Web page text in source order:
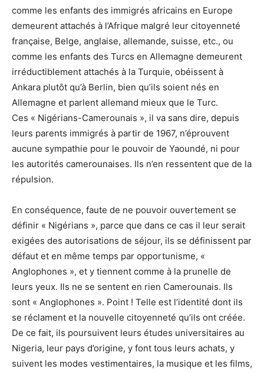
comme les enfants des immigrés africains en Europe
demeurent attachés à l’Afrique malgré leur citoyenneté
française, Belge, anglaise, allemande, suisse, etc., ou
comme les enfants des Turcs en Allemagne demeurent
irréductiblement attachés à la Turquie, obéissent à
Ankara plutôt qu’à Berlin, bien qu’ils soient nés en
Allemagne et parlent allemand mieux que le Turc.
Ces « Nigérians-Camerounais », il va sans dire, depuis
leurs parents immigrés à partir de 1967, n’éprouvent
aucune sympathie pour le pouvoir de Yaoundé, ni pour
les autorités camerounaises. Ils n’en ressentent que de la
répulsion.
En conséquence, faute de ne pouvoir ouvertement se
définir « Nigérians », parce que dans ce cas il leur serait
exigées des autorisations de séjour, ils se définissent par
défaut et en même temps par opportunisme, «
Anglophones », et y tiennent comme à la prunelle de
leurs yeux. Ils ne se sentent en rien Camerounais. Ils
sont « Anglophones ». Point ! Telle est l’identité dont ils
se réclament et la nouvelle citoyenneté qu’ils ont créée.
De ce fait, ils poursuivent leurs études universitaires au
Nigeria, leur pays d’origine, y font tous leurs achats, y
suivent les modes vestimentaires, la musique et les films,